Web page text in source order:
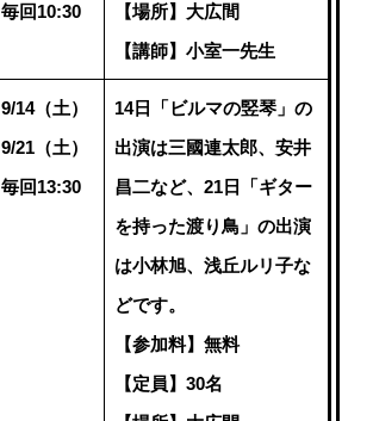
毎回10:30
【場所】大広間
【講師】小室一先生
9/14（土）
9/21（土）
毎回13:30
14日「ビルマの竪琴」の
出演は三國連太郎、安井
昌二など、21日「ギター
を持った渡り鳥」の出演
は小林旭、浅丘ルリ子な
どです。
【参加料】無料
【定員】30名